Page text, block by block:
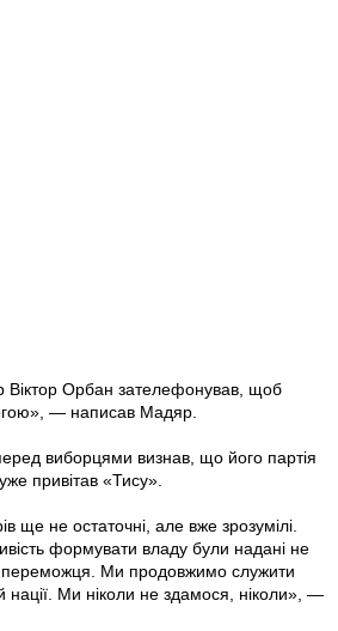
Віктор Орбан зателефонував, щоб
— написав Мадяр.
виборцями визнав, що його партія
привітав «Тису».
ще не остаточні, але вже зрозумілі.
формувати владу були надані не
переможця. Ми продовжимо служити
нації. Ми ніколи не здамося, ніколи», —